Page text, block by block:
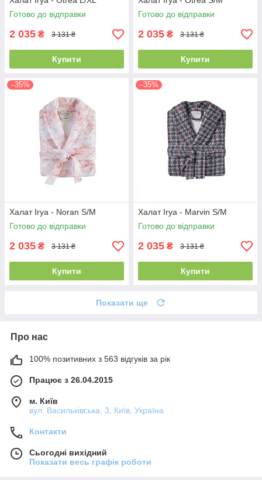
Готово до відправки
2 035 ₴ 3 131 ₴
Купити
Готово до відправки
2 035 ₴ 3 131 ₴
Купити
–35%
Халат Irya - Noran S/M
Готово до відправки
2 035 ₴ 3 131 ₴
Купити
–35%
Халат Irya - Marvin S/M
Готово до відправки
2 035 ₴ 3 131 ₴
Купити
Показати ще
Про нас
100% позитивних з 563 відгуків за рік
Працює з 26.04.2015
м. Київ
вул. Васильківська, 3, Київ, Україна
Контакти
Сьогодні вихідний
Показати весь графік роботи